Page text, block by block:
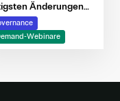
Änderungen
AI Act und
Webinare